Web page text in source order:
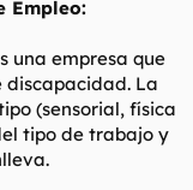
Empleo:
una empresa que
discapacidad. La
(sensorial, física
tipo de trabajo y